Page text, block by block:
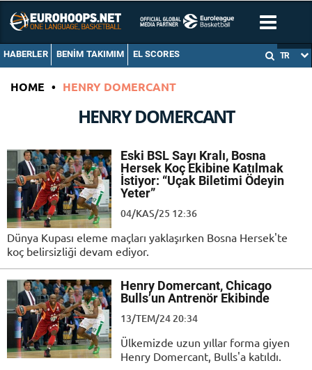
HABERLER BENIM TAKIMIM EL SCORES TR
HOME • HENRY DOMERCANT
HENRY DOMERCANT
Eski BSL Sayı Kralı, Bosna
Hersek Koç Ekibine Katılmak
İstiyor: “Uçak Biletimi Ödeyin
Yeter”
04/KAS/25 12:36
Dünya Kupası eleme maçları yaklaşırken Bosna Hersek'te
koç belirsizliği devam ediyor.
Henry Domercant, Chicago
Bulls’un Antrenör Ekibinde
13/TEM/24 20:34
Ülkemizde uzun yıllar forma giyen
Henry Domercant, Bulls'a katıldı.